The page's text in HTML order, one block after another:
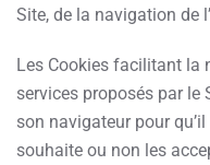
Site, de la navigation de
Les Cookies facilitant la
services proposés par le
son navigateur pour
souhaite ou non les